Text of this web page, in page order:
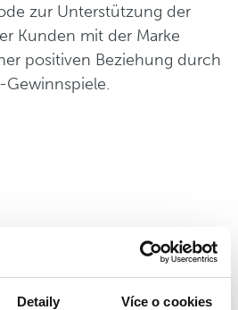
Detaily Více o cookies
zur Unterstützung der
Kunden mit der Marke
positiven Beziehung durch
Gewinnspiele.